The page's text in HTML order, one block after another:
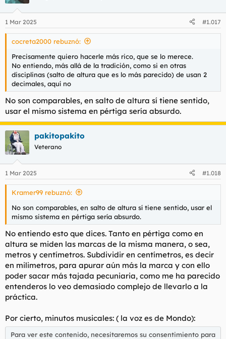
*Iba al hilo de atletismo esto... Al citarme me lié.
Kramer99
Lo de ir centímetro a centímetro es por el dinero que pagan
cada vez que se bate un récord del mundo:
¿Lo sabías? Cuánto gana Duplantis cada vez que bate su propio récord del mundo
de 13 ocasiones, todas por un solo centímetro. La razón
espanol.eurosport.com
1 Mar 2025 #1.017
cocreta2000 rebuznó:
Precisamente quiero hacerle más rico, que se lo merece.
No entiendo, más allá de la tradición, como si en otras
disciplinas (salto de altura que es lo más parecido) de usan 2
decimales, aquí no
No son comparables, en salto de altura sí tiene sentido,
usar el mismo sistema en pértiga sería absurdo.
pakitopakito
Veterano
1 Mar 2025 #1.018
Kramer99 rebuznó:
No son comparables, en salto de altura sí tiene sentido, usar el
mismo sistema en pértiga sería absurdo.
No entiendo esto que dices. Tanto en pértiga como en
altura se miden las marcas de la misma manera, o sea,
metros y centímetros. Subdividir en centímetros, es decir
en milimetros, para apurar aún más la marca y con ello
poder sacar más tajada pecuniaria, como me ha parecido
entenderos lo veo demasiado complejo de llevarlo a la
práctica.
Por cierto, minutos musicales: ( la voz es de Mondo):
Para ver este contenido, necesitaremos su consentimiento para